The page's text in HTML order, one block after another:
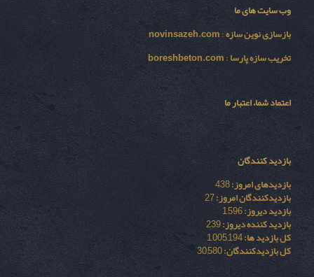
وب سایت های ما
بازسازی نوين سازه:
novinsazeh.com
تخریب سازه پارسا:
boreshbeton.com
اعتماد شما، اعتبار ما
بازدید کنندگان
بازدیدهای امروز:438
بازدیدکنندگان امروز:27
بازدید دیروز:1,596
بازدید کننده دیروز:239
کل بازدید ها:1,005,194
کل بازدیدکنند‌گان:30,580